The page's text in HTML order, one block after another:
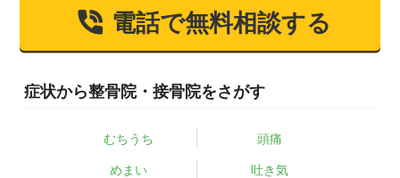
電話で無料相談する
症状から整骨院・接骨院をさがす
むちうち 頭痛
めまい 吐き気